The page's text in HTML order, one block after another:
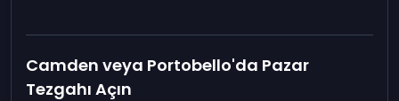
Camden veya Portobello'da Pazar
Tezgahı Açın